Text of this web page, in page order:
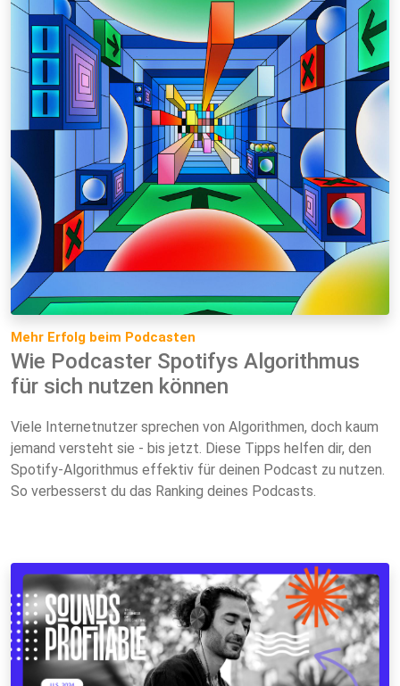
Mehr Erfolg beim Podcasten
Wie Podcaster Spotifys Algorithmus
für sich nutzen können
Viele Internetnutzer sprechen von Algorithmen, doch kaum
jemand versteht sie - bis jetzt. Diese Tipps helfen dir, den
Spotify-Algorithmus effektiv für deinen Podcast zu nutzen.
So verbesserst du das Ranking deines Podcasts.